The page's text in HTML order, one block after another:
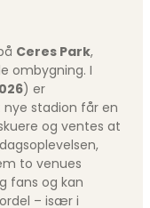
Ceres Park,
ombygning. I
) er
nye stadion får en
og ventes at
to venues
fans og kan
– især i